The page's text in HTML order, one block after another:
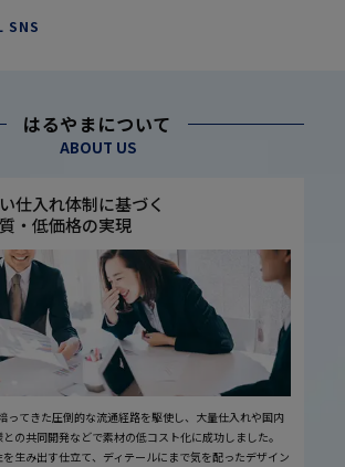
SNS
はるやまについて
ABOUT US
仕入れ体制に基づく
・低価格の実現
ってきた圧倒的な流通経路を駆使し、大量仕入れや国内
の共同開発などで素材の低コスト化に成功しました。
生み出す仕立て、ディテールにまで気を配ったデザイン